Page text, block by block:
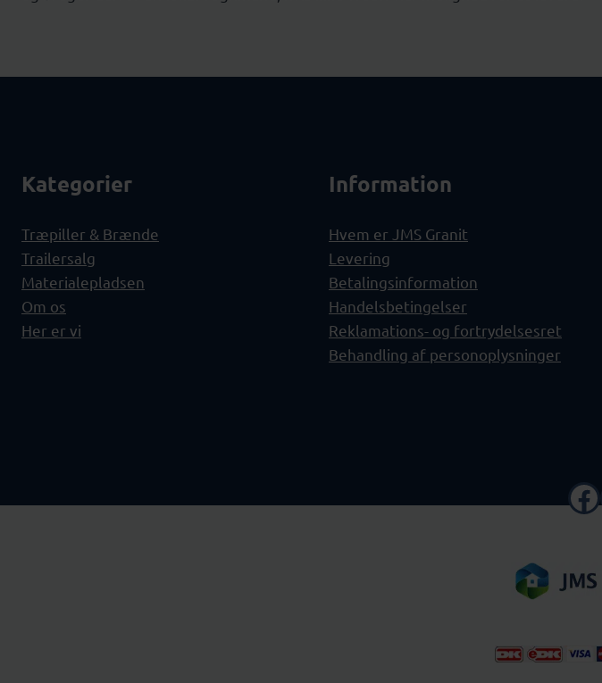
Kategorier
Træpiller & Brænde
Trailersalg
Materialepladsen
Om os
Her er vi
Information
Hvem er JMS Granit
Levering
Betalingsinformation
Handelsbetingelser
Reklamations- og fortrydelsesret
Behandling af personoplysninger